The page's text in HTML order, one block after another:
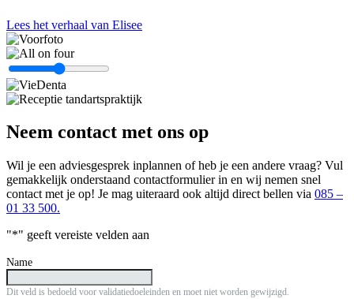
Lees het verhaal van Elisee
Neem contact met ons op
Wil je een adviesgesprek inplannen of heb je een andere vraag? Vul
gemakkelijk onderstaand contactformulier in en wij nemen snel
contact met je op! Je mag uiteraard ook altijd direct bellen via 085 –
01 33 500.
"*" geeft vereiste velden aan
Name
Dit veld is bedoeld voor validatiedoeleinden en moet niet worden gewijzigd.